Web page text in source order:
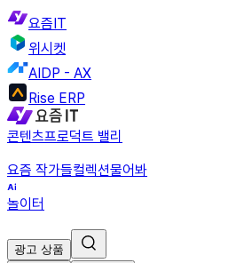
요즘IT
위시켓
AIDP - AX
Rise ERP
콘텐츠프로덕트 밸리
요즘 작가들컬렉션물어봐
놀이터
광고 상품